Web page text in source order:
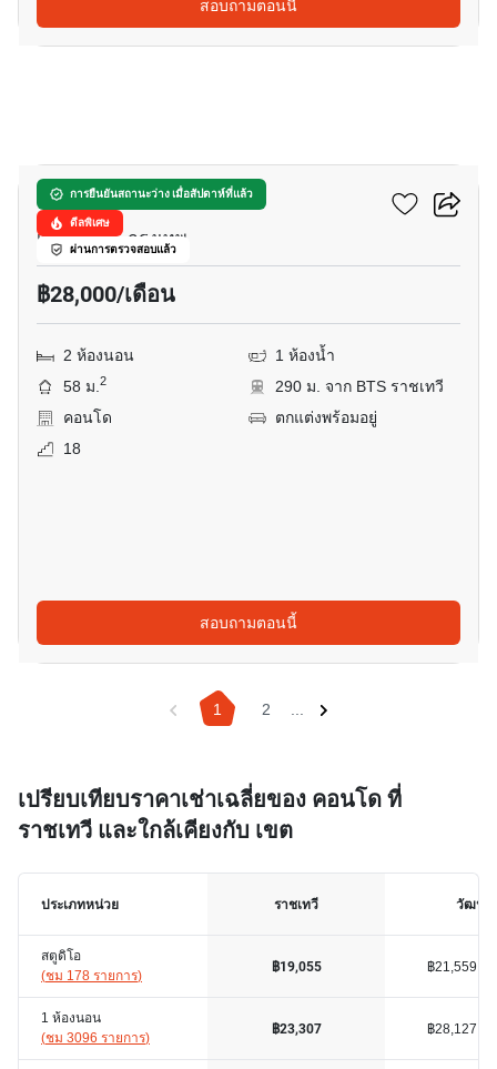
สอบถามตอนนี้
การยืนยันสถานะว่าง เมื่อสัปดาห์ที่แล้ว
ดีลพิเศษ
ผ่านการตรวจสอบแล้ว
ดิ แอดเดรส สยาม
เพชรรามา, กรุงเทพ
฿28,000/เดือน
2 ห้องนอน
1 ห้องน้ำ
58 ม.2
290 ม. จาก BTS ราชเทวี
คอนโด
ตกแต่งพร้อมอยู่
18
สอบถามตอนนี้
1 2 ...
เปรียบเทียบราคาเช่าเฉลี่ยของ คอนโด ที่
ราชเทวี และใกล้เคียงกับ เขต
ประเภทหน่วย
สตูดิโอ
(ชม 178 รายการ)
1 ห้องนอน
(ชม 3096 รายการ)
ราชเทวี
฿19,055
฿23,307
วัฒนา
฿21,559
฿28,127